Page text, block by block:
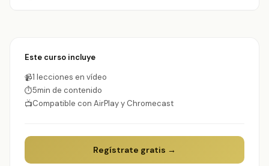
Este curso incluye
📹1 lecciones en vídeo
⏱5min de contenido
📺Compatible con AirPlay y Chromecast
Regístrate gratis →